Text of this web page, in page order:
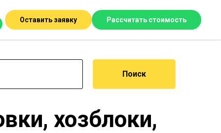
Оставить заявку Рассчитать стоимость
Поиск
хозблоки,